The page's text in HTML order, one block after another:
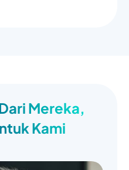
Mereka,
Kami